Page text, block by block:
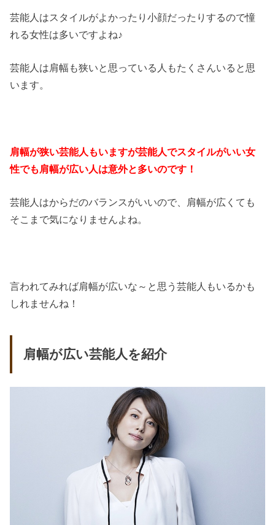
芸能人はスタイルがよかったり小顔だったりするので憧
れる女性は多いですよね♪
芸能人は肩幅も狭いと思っている人もたくさんいると思
います。
肩幅が狭い芸能人もいますが芸能人でスタイルがいい女
性でも肩幅が広い人は意外と多いのです！
芸能人はからだのバランスがいいので、肩幅が広くても
そこまで気になりませんよね。
言われてみれば肩幅が広いな～と思う芸能人もいるかも
しれませんね！
肩幅が広い芸能人を紹介